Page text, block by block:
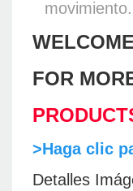
movimiento.
FOR
>Haga clic
Detalles